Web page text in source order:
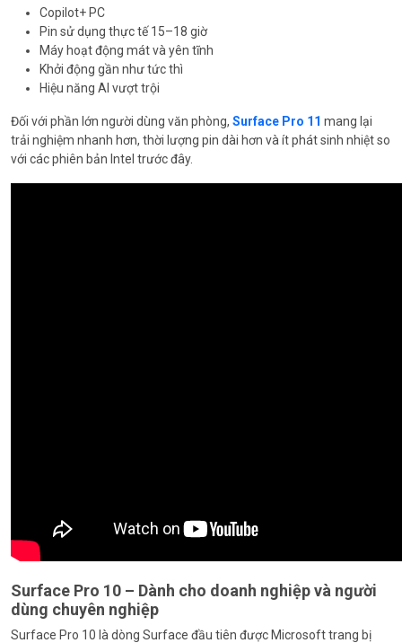
Copilot+ PC
Pin sử dụng thực tế 15–18 giờ
Máy hoạt động mát và yên tĩnh
Khởi động gần như tức thì
Hiệu năng AI vượt trội
Đối với phần lớn người dùng văn phòng, Surface Pro 11 mang lại
trải nghiệm nhanh hơn, thời lượng pin dài hơn và ít phát sinh nhiệt so
với các phiên bản Intel trước đây.
Surface Pro 10 – Dành cho doanh nghiệp và người
dùng chuyên nghiệp
Surface Pro 10 là dòng Surface đầu tiên được Microsoft trang bị